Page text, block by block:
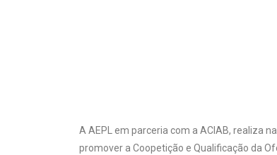
A AEPL em parceria com a ACIAB, realiza
promover a Coopetição e Qualificação da